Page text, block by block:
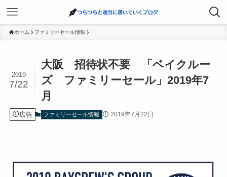
ホーム ファミリーセール情報
大阪 招待状不要 「ベイクルー
ズ ファミリーセール」2019年7
月
2019
7/22
広告 ファミリーセール情報 2019年7月22日